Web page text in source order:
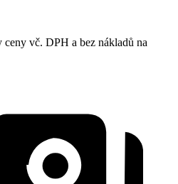
vč. DPH a bez nákladů na